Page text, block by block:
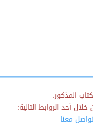
المذكور.
أحد الروابط التالية:
معنا